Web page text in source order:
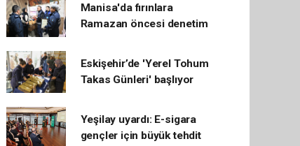
Manisa'da fırınlara
Ramazan öncesi denetim
Eskişehir’de 'Yerel Tohum
Takas Günleri' başlıyor
Yeşilay uyardı: E-sigara
gençler için büyük tehdit